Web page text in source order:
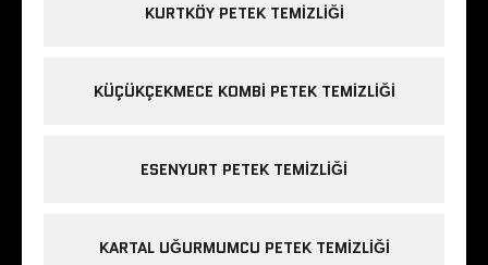
KURTKÖY PETEK TEMIZLIĞI
KÜÇÜKÇEKMECE KOMBI PETEK TEMIZLIĞI
ESENYURT PETEK TEMIZLIĞI
KARTAL UĞURMUMCU PETEK TEMIZLIĞI